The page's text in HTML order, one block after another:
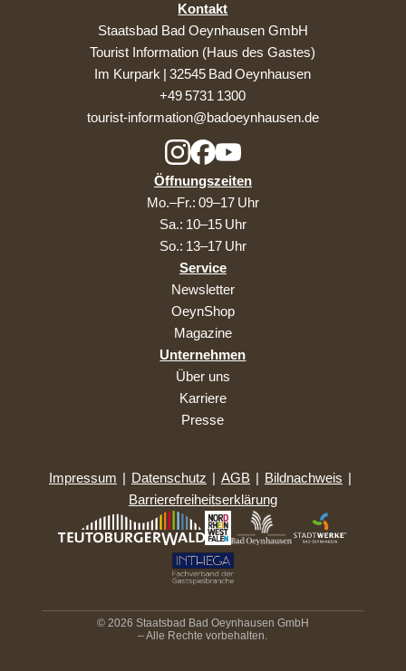
Kontakt
Staatsbad Bad Oeynhausen GmbH
Tourist Information (Haus des Gastes)
Im Kurpark | 32545 Bad Oeynhausen
+49 5731 1300
tourist-information@badoeynhausen.de
Öffnungszeiten
Mo.–Fr.: 09–17 Uhr
Sa.: 10–15 Uhr
So.: 13–17 Uhr
Service
Newsletter
OeynShop
Magazine
Unternehmen
Über uns
Karriere
Presse
Impressum | Datenschutz | AGB | Bildnachweis |
Barrierefreiheitserklärung
© 2026 Staatsbad Bad Oeynhausen GmbH
– Alle Rechte vorbehalten.